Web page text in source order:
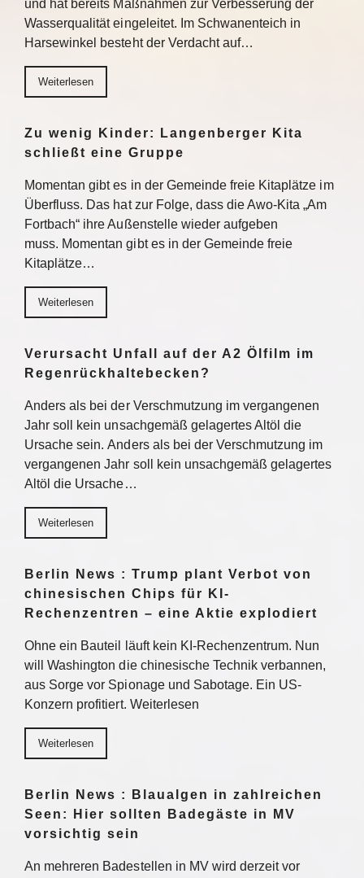
und hat bereits Maßnahmen zur Verbesserung der
Wasserqualität eingeleitet. Im Schwanenteich in
Harsewinkel besteht der Verdacht auf…
Weiterlesen
Zu wenig Kinder: Langenberger Kita
schließt eine Gruppe
Momentan gibt es in der Gemeinde freie Kitaplätze im
Überfluss. Das hat zur Folge, dass die Awo-Kita „Am
Fortbach“ ihre Außenstelle wieder aufgeben
muss. Momentan gibt es in der Gemeinde freie
Kitaplätze…
Weiterlesen
Verursacht Unfall auf der A2 Ölfilm im
Regenrückhaltebecken?
Anders als bei der Verschmutzung im vergangenen
Jahr soll kein unsachgemäß gelagertes Altöl die
Ursache sein. Anders als bei der Verschmutzung im
vergangenen Jahr soll kein unsachgemäß gelagertes
Altöl die Ursache…
Weiterlesen
Berlin News : Trump plant Verbot von
chinesischen Chips für KI-
Rechenzentren – eine Aktie explodiert
Ohne ein Bauteil läuft kein KI-Rechenzentrum. Nun
will Washington die chinesische Technik verbannen,
aus Sorge vor Spionage und Sabotage. Ein US-
Konzern profitiert. Weiterlesen
Weiterlesen
Berlin News : Blaualgen in zahlreichen
Seen: Hier sollten Badegäste in MV
vorsichtig sein
An mehreren Badestellen in MV wird derzeit vor